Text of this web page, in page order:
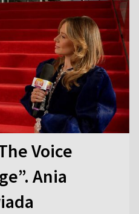
Voice
Ania